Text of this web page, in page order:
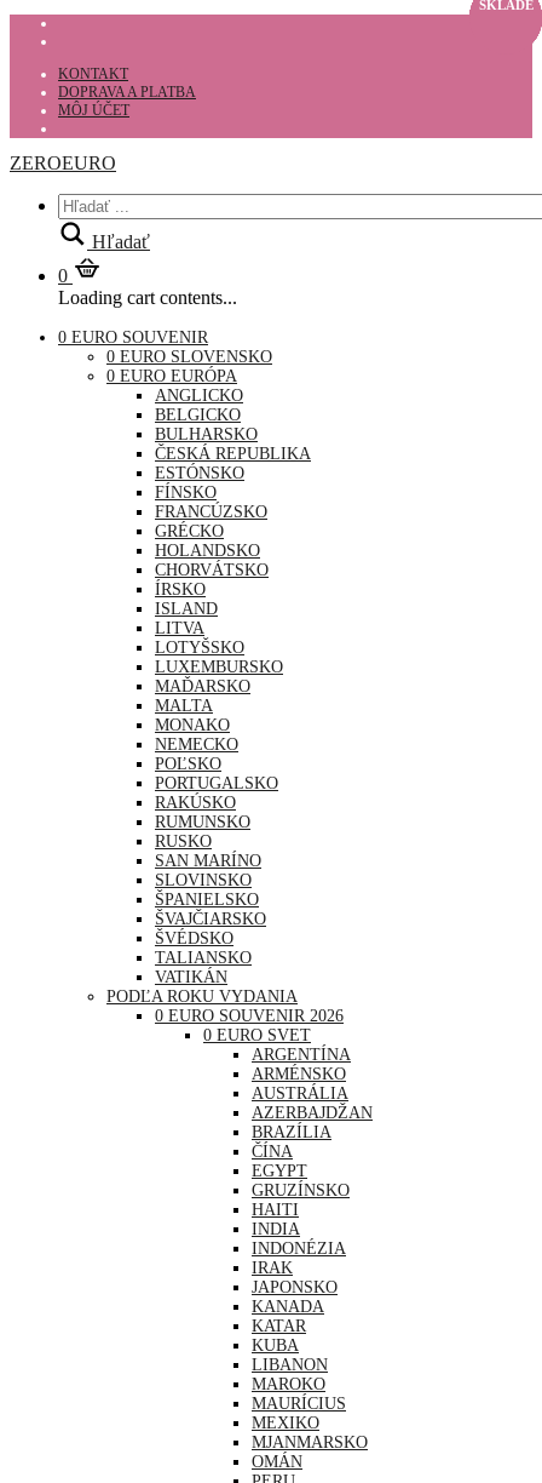
KONTAKT
DOPRAVA A PLATBA
MÔJ ÚČET
ZEROEURO
Hľadať
0
Loading cart contents...
0 EURO SOUVENIR
0 EURO SLOVENSKO
0 EURO EURÓPA
ANGLICKO
BELGICKO
BULHARSKO
ČESKÁ REPUBLIKA
ESTÓNSKO
FÍNSKO
FRANCÚZSKO
GRÉCKO
HOLANDSKO
CHORVÁTSKO
ÍRSKO
ISLAND
LITVA
LOTYŠSKO
LUXEMBURSKO
MAĎARSKO
MALTA
MONAKO
NEMECKO
POĽSKO
PORTUGALSKO
RAKÚSKO
RUMUNSKO
RUSKO
SAN MARÍNO
SLOVINSKO
ŠPANIELSKO
ŠVAJČIARSKO
ŠVÉDSKO
TALIANSKO
VATIKÁN
PODĽA ROKU VYDANIA
0 EURO SOUVENIR 2026
0 EURO SVET
ARGENTÍNA
ARMÉNSKO
AUSTRÁLIA
AZERBAJDŽAN
BRAZÍLIA
ČÍNA
EGYPT
GRUZÍNSKO
HAITI
INDIA
INDONÉZIA
IRAK
JAPONSKO
KANADA
KATAR
KUBA
LIBANON
MAROKO
MAURÍCIUS
MEXIKO
MJANMARSKO
OMÁN
SKLADE
SKLADE
SKLADE
SKLADE
SKLADE
SKLADE
SKLADE
SKLADE
SKLADE
SKLADE
SKLADE
SKLADE
SKLADE
SKLADE
SKLADE
SKLADE
SKLADE
SKLADE